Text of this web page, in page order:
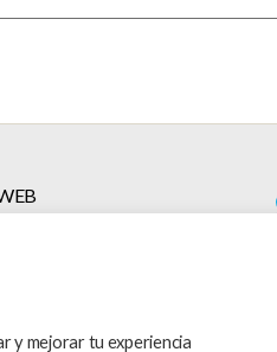
y mejorar tu experiencia